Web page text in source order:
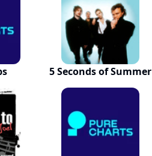
5 Seconds of Summer